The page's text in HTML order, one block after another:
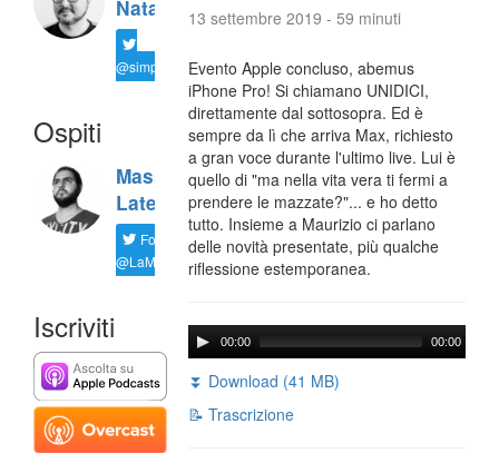
Natali
@simplemal
Ospiti
Massimiliano
Latella
Follow
@LaMaxImages
Iscriviti
13 settembre 2019 - 59 minuti
Evento Apple concluso, abemus
iPhone Pro! Si chiamano UNIDICI,
direttamente dal sottosopra. Ed è
sempre da lì che arriva Max, richiesto
a gran voce durante l'ultimo live. Lui è
quello di "ma nella vita vera ti fermi a
prendere le mazzate?"... e ho detto
tutto. Insieme a Maurizio ci parlano
delle novità presentate, più qualche
riflessione estemporanea.
00:00 00:00
⏬ Download (41 MB)
📝 Trascrizione